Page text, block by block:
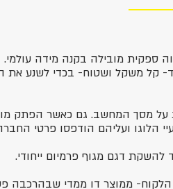
ספקית מובילה בקנה מידה עולמי.
קל משקל ושטוח- בכדי לשנע את
על מסך המחשב. גם כאשר הפתק
הלוגו ועליהם הודפסו פרטי
דגם מגוף פרמיום ייחודי.
ממוצר דו ממדי שבהרכבה